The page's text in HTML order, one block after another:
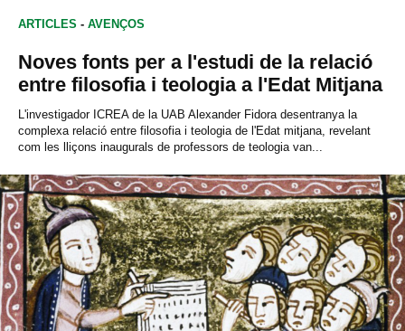
ARTICLES - AVENÇOS
Noves fonts per a l'estudi de la relació
entre filosofia i teologia a l'Edat Mitjana
L'investigador ICREA de la UAB Alexander Fidora desentranya la
complexa relació entre filosofia i teologia de l'Edat mitjana, revelant
com les lliçons inaugurals de professors de teologia van...